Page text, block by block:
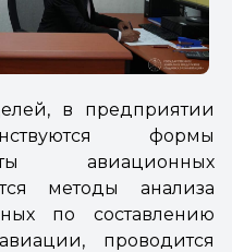
в предприятии
формы
авиационных
методы анализа
по составлению
проводится